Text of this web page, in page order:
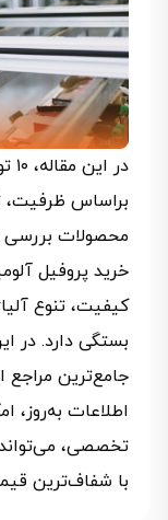
براساس ظرفیت،
محصولات بررسی
خرید پروفیل
کیفیت، تنوع
بستگی دارد. در
جامع‌ترین مراجع
اطلاعات به‌روز،
تخصصی، می‌تواند
با شفاف‌ترین